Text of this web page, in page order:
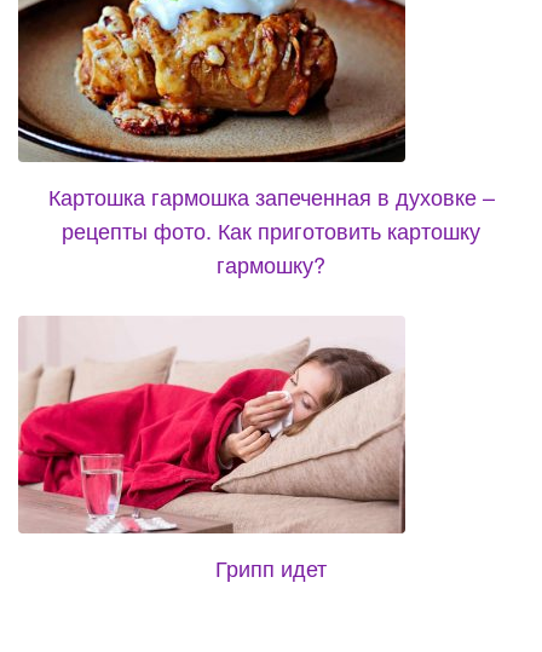
Картошка гармошка запеченная в духовке –
рецепты фото. Как приготовить картошку
гармошку?
Грипп идет